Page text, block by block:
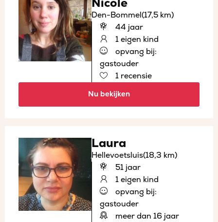
Nicole
Den-Bommel(17,5 km)
44 jaar
1 eigen kind
opvang bij:
gastouder
1 recensie
Nu bekijken
Laura
Hellevoetsluis(18,3 km)
51 jaar
1 eigen kind
opvang bij:
gastouder
meer dan 16 jaar